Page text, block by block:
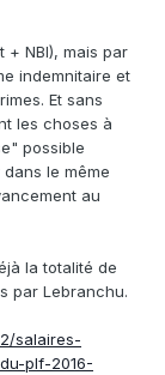
+ NBI), mais par
indemnitaire et
Et sans
les choses à
possible
le même
au
la totalité de
par Lebranchu.
salaires-
plf-2016-